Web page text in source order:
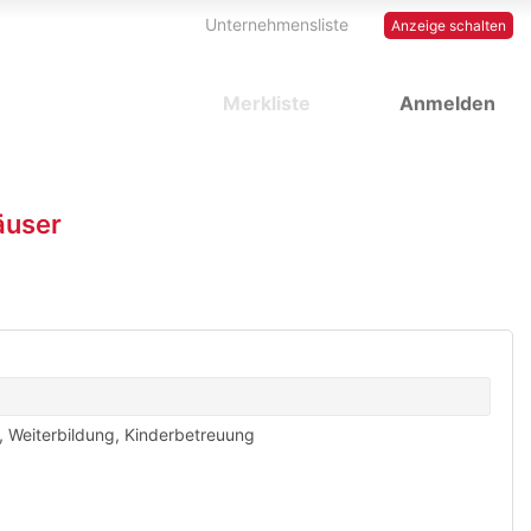
Anzeige schalten
Unternehmensliste
Anmelden
Merkliste
, Weiterbildung, Kinderbetreuung